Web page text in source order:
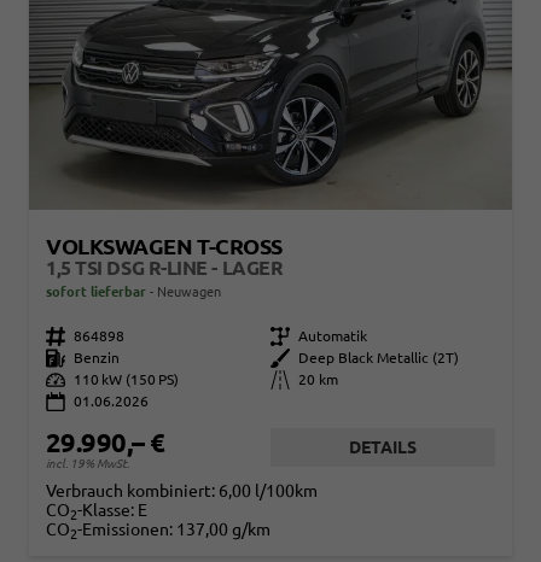
VOLKSWAGEN T-CROSS
1,5 TSI DSG R-LINE - LAGER
sofort lieferbar Neuwagen
Fahrzeugnr. 864898 Getriebe Automatik
Kraftstoff
Benzin Außenfarbe
Deep Black Metallic (2T)
Leistung
110 kW (150 PS) Kilometerstand
20 km
01.06.2026
29.990,– €
incl. 19% MwSt.
DETAILS
Verbrauch kombiniert: 6,00 l/100km
CO2-Klasse: E
CO2-Emissionen: 137,00 g/km